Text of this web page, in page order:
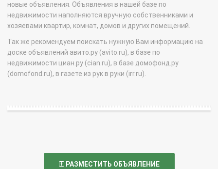
новые объявления. Объявления в нашей базе по
недвижимости наполняются вручную собственниками и
хозяевами квартир, комнат, домов и других помещений.
Так же рекомендуем поискать нужную Вам информацию на
доске объявлений авито.ру (avito.ru), в базе по
недвижимости циан.ру (cian.ru), в базе домофонд.ру
(domofond.ru), в газете из рук в руки (irr.ru).
РАЗМЕСТИТЬ ОБЪЯВЛЕНИЕ